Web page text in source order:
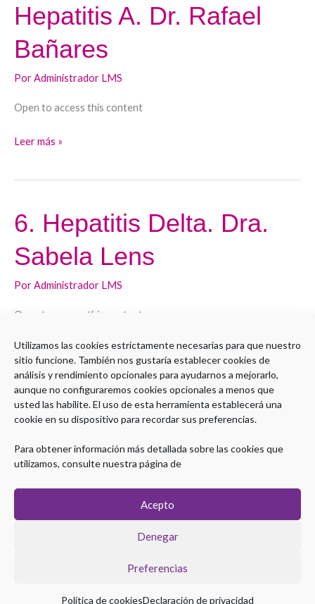
Utilizamos las cookies estrictamente necesarias para que nuestro
sitio funcione. También nos gustaría establecer cookies de
análisis y rendimiento opcionales para ayudarnos a mejorarlo,
aunque no configuraremos cookies opcionales a menos que
usted las habilite. El uso de esta herramienta establecerá una
cookie en su dispositivo para recordar sus preferencias.
Para obtener información más detallada sobre las cookies que
utilizamos, consulte nuestra página de
Acepto
Denegar
Preferencias
Política de cookiesDeclaración de privacidad
Hepatitis A. Dr. Rafael
Bañares
PorAdministrador LMS
Open to access this content
natural
la
Hepatitis
Dr.
Leer más »
6. Hepatitis Delta. Dra.
Sabela Lens
PorAdministrador LMS
Open to access this content
6.
Hepatitis
Delta.
Sabela
Lens
Leer más »
1 2 Siguiente